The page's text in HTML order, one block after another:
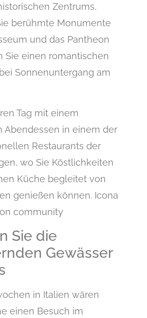
Zentrums,
berühmte Monumente
und das Pantheon
Sie einen romantischen
Sonnenuntergang am
Tag mit einem
Abendessen in einem der
Restaurants der
wo Sie Köstlichkeiten
Küche begleitet von
genießen können. Icona
community
Sie die
Gewässer
in Italien wären
einen Besuch im